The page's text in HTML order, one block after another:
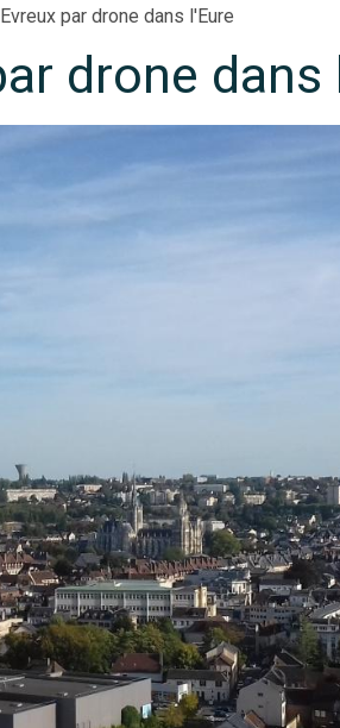
par drone dans l'Eure
drone dans